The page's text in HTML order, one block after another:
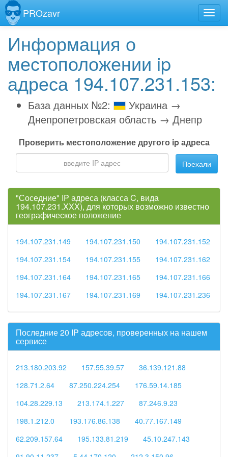
PROzavr
Информация о
местоположении ip
адреса 194.107.231.153:
База данных №2:
Украина →
Днепропетровская область → Днепр
Проверить местоположение другого ip адреса
Поехали
"Соседние" IP адреса (класса C, вида
194.107.231.XXX), для которых возможно известно
географическое положение
194.107.231.149 194.107.231.150
194.107.231.152
194.107.231.154
194.107.231.155
194.107.231.162
194.107.231.164
194.107.231.165
194.107.231.166
194.107.231.167
194.107.231.169 194.107.231.236
Последние 20 IP адресов, проверенных на нашем
сервисе
213.180.203.92 157.55.39.57
36.139.121.88
128.71.2.64
87.250.224.254
176.59.14.185
104.28.229.13
213.174.1.227
87.246.9.23
198.1.212.0
193.176.86.138
40.77.167.149
62.209.157.64
195.133.81.219
45.10.247.143